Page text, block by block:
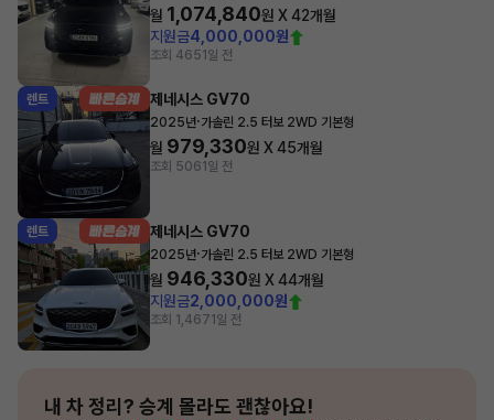
월 1,074,840원 X42개월
지원금4,000,000원
조회 4651일 전
렌트 제네시스 GV70
2025년·가솔린 2.5 터보 2WD 기본형
월 979,330원 X45개월
조회 5061일 전
렌트 제네시스 GV70
2025년·가솔린 2.5 터보 2WD 기본형
월 946,330원 X44개월
지원금2,000,000원
조회 1,4671일 전
내 차 정리? 승계 몰라도 괜찮아요!